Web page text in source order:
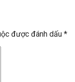
được đánh dấu *